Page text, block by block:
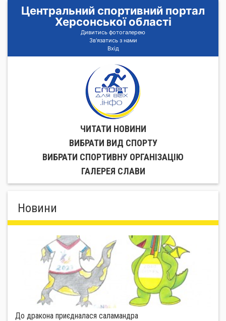
Центральний спортивний портал
Херсонської області
Дивитись фотогалерею
Зв'язатись з нами
Вхід
ЧИТАТИ НОВИНИ
ВИБРАТИ ВИД СПОРТУ
ВИБРАТИ СПОРТИВНУ ОРГАНIЗАЦIЮ
ГАЛЕРЕЯ СЛАВИ
Новини
До дракона приєдналася саламандра